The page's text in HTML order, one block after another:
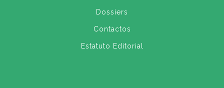
Dossiers
Contactos
Estatuto Editorial